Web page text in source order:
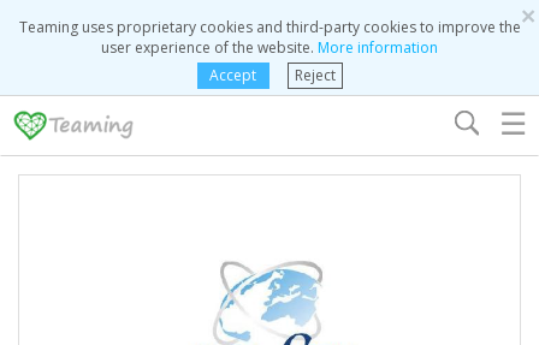
×
Teaming uses proprietary cookies and third-party cookies to improve the
user experience of the website. More information
Accept
Reject
☰